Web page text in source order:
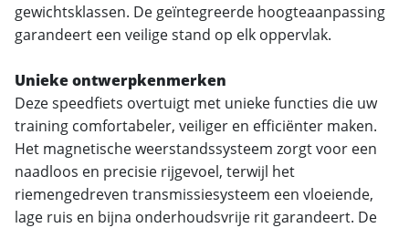
gewichtsklassen. De geïntegreerde hoogteaanpassing
garandeert een veilige stand op elk oppervlak.
Unieke ontwerpkenmerken
Deze speedfiets overtuigt met unieke functies die uw
training comfortabeler, veiliger en efficiënter maken.
Het magnetische weerstandssysteem zorgt voor een
naadloos en precisie rijgevoel, terwijl het
riemengedreven transmissiesysteem een vloeiende,
lage ruis en bijna onderhoudsvrije rit garandeert. De